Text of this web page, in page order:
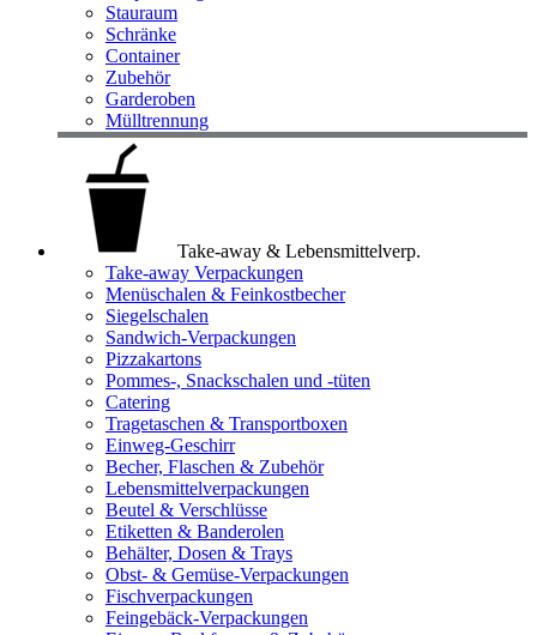
Stauraum
Schränke
Container
Zubehör
Garderoben
Mülltrennung
Take-away & Lebensmittelverp.
Take-away Verpackungen
Menüschalen & Feinkostbecher
Siegelschalen
Sandwich-Verpackungen
Pizzakartons
Pommes-, Snackschalen und -tüten
Catering
Tragetaschen & Transportboxen
Einweg-Geschirr
Becher, Flaschen & Zubehör
Lebensmittelverpackungen
Beutel & Verschlüsse
Etiketten & Banderolen
Behälter, Dosen & Trays
Obst- & Gemüse-Verpackungen
Fischverpackungen
Feingebäck-Verpackungen